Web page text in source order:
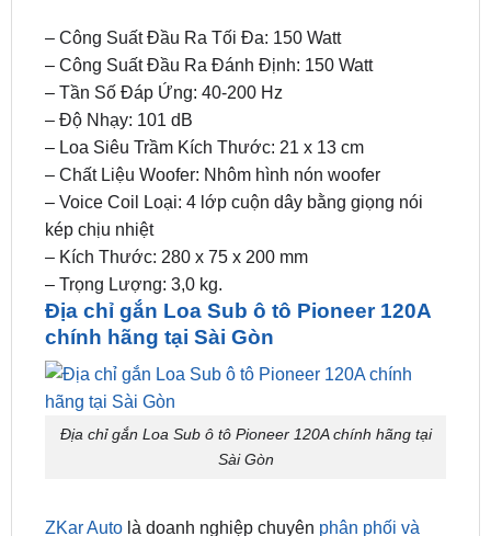
– Tần Số Đáp Ứng: 40-200 Hz
– Độ Nhạy: 101 dB
– Loa Siêu Trầm Kích Thước: 21 x 13 cm
– Chất Liệu Woofer: Nhôm hình nón woofer
– Voice Coil Loại: 4 lớp cuộn dây bằng giọng nói
kép chịu nhiệt
– Kích Thước: 280 x 75 x 200 mm
– Trọng Lượng: 3,0 kg.
Địa chỉ gắn Loa Sub ô tô Pioneer 120A
chính hãng tại Sài Gòn
Địa chỉ gắn Loa Sub ô tô Pioneer 120A chính hãng tại
là doanh nghiệp chuyên
Thành phố Hồ Chí Minh, và có nhiều kinh nghiệm